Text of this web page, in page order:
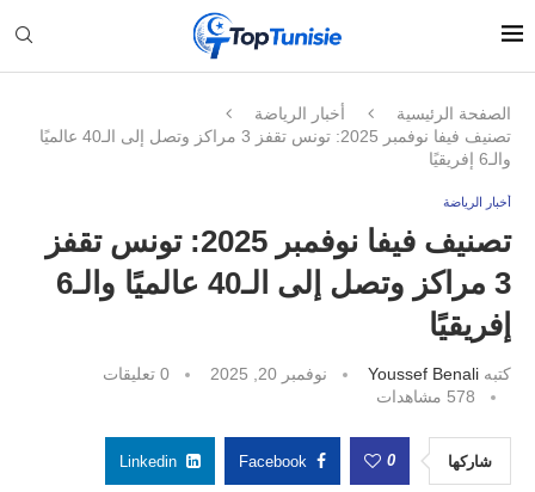
الصفحة الرئيسية
أخبار الرياضة
تصنيف فيفا نوفمبر 2025: تونس تقفز 3 مراكز وتصل إلى الـ40 عالميًا
والـ6 إفريقيًا
أخبار الرياضة
تصنيف فيفا نوفمبر 2025: تونس تقفز
3 مراكز وتصل إلى الـ40 عالميًا والـ6
إفريقيًا
كتبه Youssef Benali نوفمبر 20, 2025
0 تعليقات
578 مشاهدات
شاركها 0
Facebook
Linkedin